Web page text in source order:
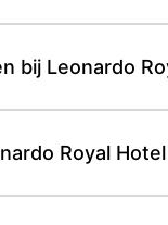
bij Leonardo
Royal